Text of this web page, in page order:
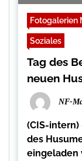
Fotogalerien
Soziales
Tag des
neuen
NF-
(CIS-
des
eingeladen